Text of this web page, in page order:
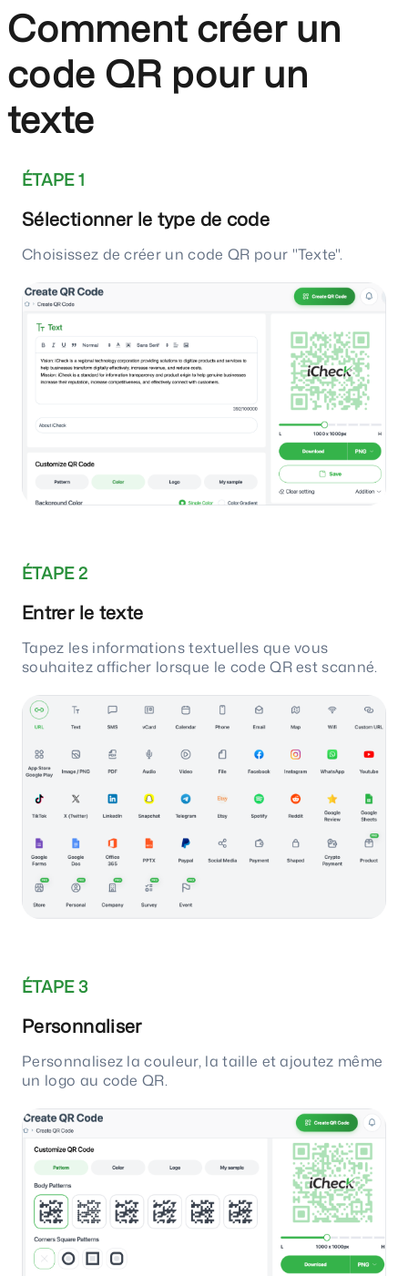
Comment créer un
code QR pour un
texte
ÉTAPE 1
Sélectionner le type de code
Choisissez de créer un code QR pour "Texte".
ÉTAPE 2
Entrer le texte
Tapez les informations textuelles que vous
souhaitez afficher lorsque le code QR est scanné.
ÉTAPE 3
Personnaliser
Personnalisez la couleur, la taille et ajoutez même
un logo au code QR.